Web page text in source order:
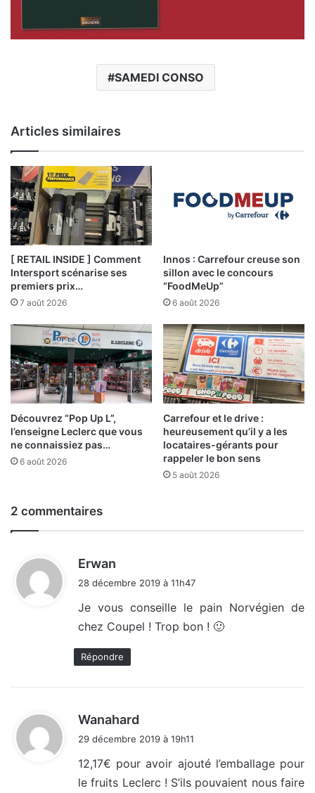
SAMEDI CONSO
Articles similaires
[ RETAIL INSIDE ] Comment
Intersport scénarise ses
premiers prix…
7 août 2026
Innos : Carrefour creuse son
sillon avec le concours
“FoodMeUp”
6 août 2026
Découvrez “Pop Up L”,
l’enseigne Leclerc que vous
ne connaissiez pas…
6 août 2026
Carrefour et le drive :
heureusement qu’il y a les
locataires-gérants pour
rappeler le bon sens
5 août 2026
2 commentaires
Erwan
:
28 décembre 2019 à 11h47
Je vous conseille le pain Norvégien de
chez Coupel ! Trop bon ! 🙂
Répondre
Wanahard
:
29 décembre 2019 à 19h11
12,17€ pour avoir ajouté l’emballage pour
le fruits Leclerc ! S’ils pouvaient nous faire